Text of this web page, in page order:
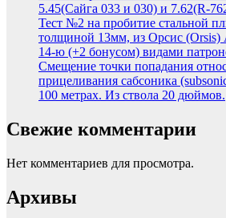
5.45(Сайга 033 и 030) и 7.62(R-
Тест №2 на пробитие стальной
толщиной 13мм, из Орсис (Orsis)
14-ю (+2 бонусом) видами
Смещение точки попадания
прицеливания сабсоника
100 метрах. Из ствола 20 дюймов.
Свежие комментарии
Нет комментариев для просмотра.
Архивы